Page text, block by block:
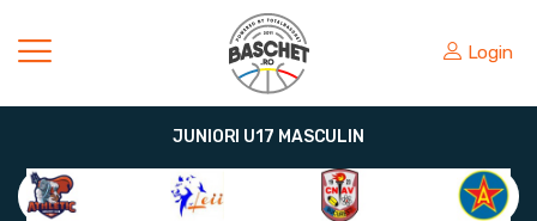
Login
JUNIORI U17 MASCULIN